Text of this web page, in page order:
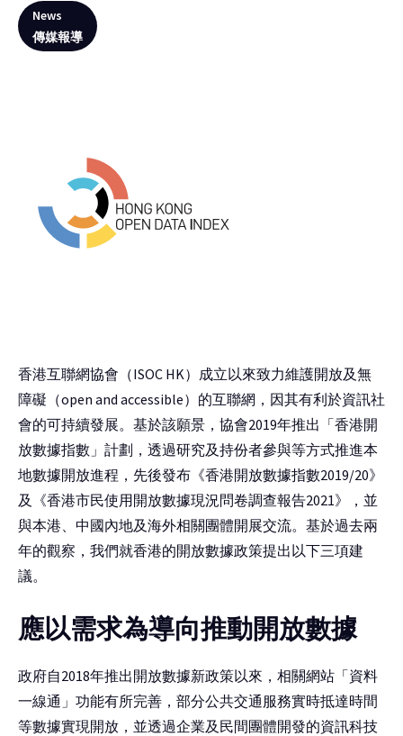
News
傳媒報導
香港互聯網協會（ISOC HK）成立以來致力維護開放及無
障礙（open and accessible）的互聯網，因其有利於資訊社
會的可持續發展。基於該願景，協會2019年推出「香港開
放數據指數」計劃，透過研究及持份者參與等方式推進本
地數據開放進程，先後發布《香港開放數據指數2019/20》
及《香港市民使用開放數據現況問卷調查報告2021》，並
與本港、中國內地及海外相關團體開展交流。基於過去兩
年的觀察，我們就香港的開放數據政策提出以下三項建
議。
應以需求為導向推動開放數據
政府自2018年推出開放數據新政策以來，相關網站「資料
一線通」功能有所完善，部分公共交通服務實時抵達時間
等數據實現開放，並透過企業及民間團體開發的資訊科技